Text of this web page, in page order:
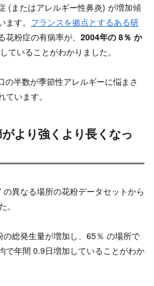
(またはアレルギー性鼻炎) が増加傾
す。 フランスを拠点とするある研
粉症の有病率が、 2004年の 8％ か
ていることがわかりました。
半数が季節性アレルギーに悩まさ
います。
より強くより長くなっ
異なる場所の花粉データセットから
総発生量が増加し、65％ の場所で
で年間 0.9日増加していることがわか